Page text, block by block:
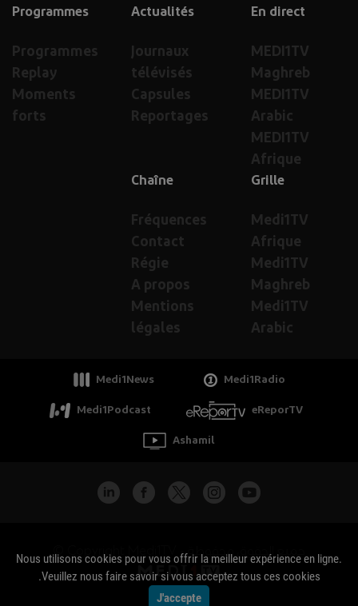
En direct
MEDI1TV
Maghreb
MEDI1TV
Arabic
MEDI1TV
Afrique
Actualités
Journaux
télévisés
Capsules
Reportages
Programmes
Programmes
Replay
Moments
forts
Grille
Medi1TV
Afrique
Medi1TV
Maghreb
Medi1TV
Arabic
Chaîne
Fréquences
Contact
Régie
A propos
Mentions
légales
Medi1News Medi1Radio
Medi1Podcast eReporTV
Ashamil
جميع الحقوق محفوظة - Copyright Medi1TV ©
Nous utilisons cookies pour vous offrir la meilleur expérience en ligne.
Veuillez nous faire savoir si vous acceptez tous ces cookies.
J'accepte